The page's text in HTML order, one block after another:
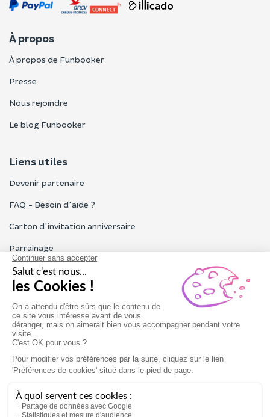
À propos
À propos de Funbooker
Presse
Nous rejoindre
Le blog Funbooker
Liens utiles
Devenir partenaire
FAQ - Besoin d'aide ?
Carton d'invitation anniversaire
Parrainage
Tous les avis Funbooker
Particuliers, entreprises, professionnels
Notre service client est ouvert du lundi au vendredi de 9h à 18h
Nous contacter